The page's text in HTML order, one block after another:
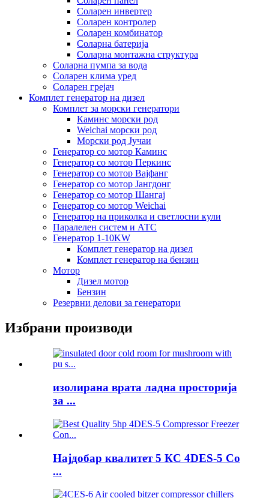
Соларен инвертер
Соларен контролер
Соларен комбинатор
Соларна батерија
Соларна монтажна структура
Соларна пумпа за вода
Соларен клима уред
Соларен грејач
Комплет генератор на дизел
Комплет за морски генератори
Каминс морски род
Weichai морски род
Морски род Јучаи
Генератор со мотор Каминс
Генератор со мотор Перкинс
Генератор со мотор Вајфанг
Генератор со мотор Јангдонг
Генератор со мотор Шангај
Генератор со мотор Weichai
Генератор на приколка и светлосни кули
Паралелен систем и АТС
Генератор 1-10KW
Комплет генератор на дизел
Комплет генератор на бензин
Мотор
Дизел мотор
Бензин
Резервни делови за генератори
Избрани производи
изолирана врата ладна просторија
за ...
Најдобар квалитет 5 КС 4DES-5 Co
...